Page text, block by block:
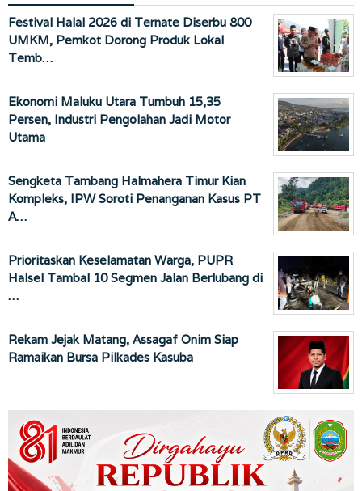
Festival Halal 2026 di Ternate Diserbu 800
UMKM, Pemkot Dorong Produk Lokal
Temb…
Ekonomi Maluku Utara Tumbuh 15,35
Persen, Industri Pengolahan Jadi Motor
Utama
Sengketa Tambang Halmahera Timur Kian
Kompleks, IPW Soroti Penanganan Kasus PT
A…
Prioritaskan Keselamatan Warga, PUPR
Halsel Tambal 10 Segmen Jalan Berlubang di
…
Rekam Jejak Matang, Assagaf Onim Siap
Ramaikan Bursa Pilkades Kasuba